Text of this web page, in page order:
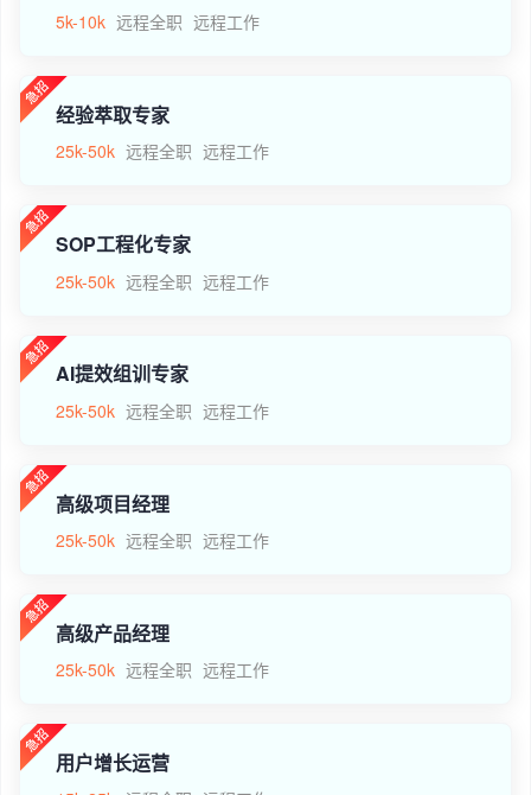
5k-10k 远程全职 远程工作
经验萃取专家
25k-50k 远程全职 远程工作
SOP工程化专家
25k-50k 远程全职 远程工作
AI提效组训专家
25k-50k 远程全职 远程工作
高级项目经理
25k-50k 远程全职 远程工作
高级产品经理
25k-50k 远程全职 远程工作
用户增长运营